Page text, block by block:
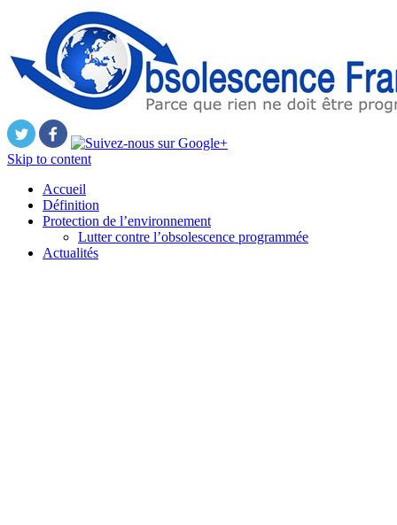
Skip to content
Accueil
Définition
Protection de l’environnement
Lutter contre l’obsolescence programmée
Actualités